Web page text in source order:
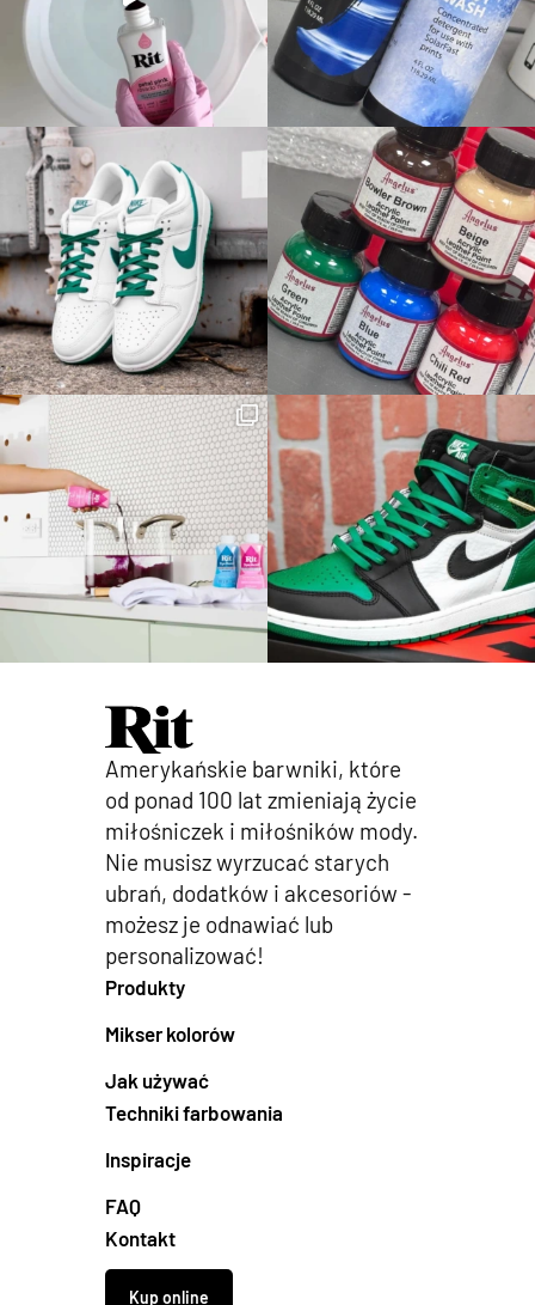
Amerykańskie barwniki, które
od ponad 100 lat zmieniają życie
miłośniczek i miłośników mody.
Nie musisz wyrzucać starych
ubrań, dodatków i akcesoriów -
możesz je odnawiać lub
personalizować!
Produkty
Mikser kolorów
Jak używać
Techniki farbowania
Inspiracje
FAQ
Kontakt
Kup online